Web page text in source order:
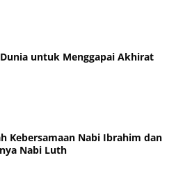
untuk Menggapai Akhirat
Kebersamaan Nabi Ibrahim dan
Nabi Luth